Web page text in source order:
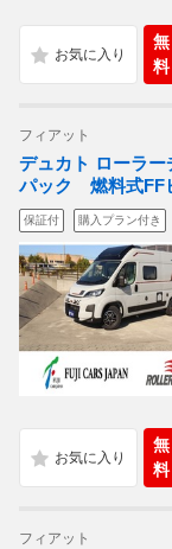
無
料
フィアット
デュカト ローラ
パック 燃料式FF
保証付 購入プラン付き
無
料
フィアット